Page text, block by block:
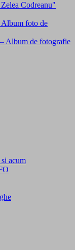
Codreanu"
foto de
Album de fotografie
acum